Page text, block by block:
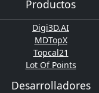
Productos
Digi3D.AI
MDTopX
Topcal21
Lot Of Points
Desarrolladores